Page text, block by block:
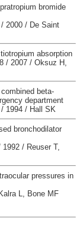
bromide
2000 / De Saint
absorption
/ 2007 / Oksuz H,
beta-
department
1994 / Hall SK
bronchodilator
/ Reuser T,
pressures in
L, Bone MF